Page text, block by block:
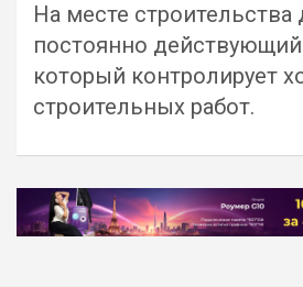
На месте
постоянно
который контролирует
строительных работ.
Навигация
по